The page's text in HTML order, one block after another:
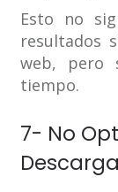
Esto no
resultados
web, pero
tiempo.
7- No
Descarga